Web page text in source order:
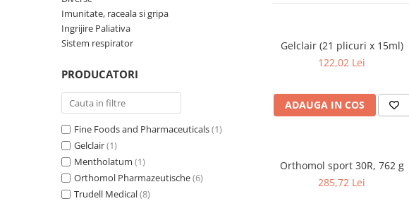
Imunitate, raceala si gripa
Ingrijire Paliativa
Sistem respirator
PRODUCATORI
Fine Foods and Pharmaceuticals(1)
Gelclair(1)
Mentholatum (1)
Orthomol Pharmazeutische(6)
Trudell Medical(8)
Gelclair (21 plicuri x 15ml)
122,02 Lei
ADAUGA IN COS
Orthomol sport 30R, 762 g
285,72 Lei